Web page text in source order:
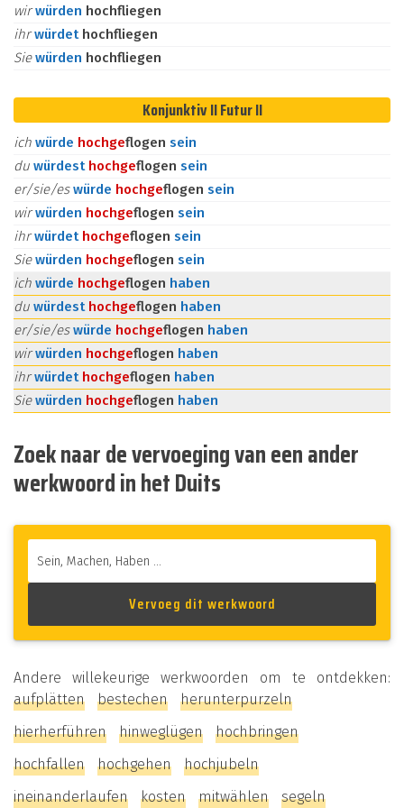
wirwürden hochfliegen
ihrwürdet hochfliegen
Siewürden hochfliegen
Konjunktiv II Futur II
ich würde hochgeflogen sein
du würdest hochgeflogen sein
er/sie/eswürde hochgeflogen sein
wirwürden hochgeflogen sein
ihrwürdet hochgeflogen sein
Siewürden hochgeflogen sein
ich würde hochgeflogen haben
du würdest hochgeflogen haben
er/sie/eswürde hochgeflogen haben
wirwürden hochgeflogen haben
ihrwürdet hochgeflogen haben
Siewürden hochgeflogen haben
Zoek naar de vervoeging van een ander
werkwoord in het Duits
Andere willekeurige werkwoorden om te ontdekken:
aufplätten
bestechen
herunterpurzeln
hierherführen
hinweglügen
hochbringen
hochfallen
hochgehen
hochjubeln
ineinanderlaufen
kosten mitwählen
segeln